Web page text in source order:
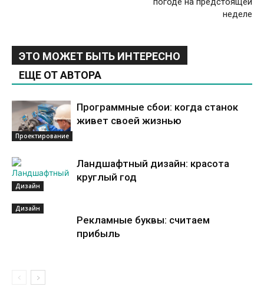
неделе
ЭТО МОЖЕТ БЫТЬ ИНТЕРЕСНО
ЕЩЕ ОТ АВТОРА
Проектирование
Программные сбои: когда станок
живет своей жизнью
Дизайн
Ландшафтный дизайн: красота
круглый год
Дизайн
Рекламные буквы: считаем
прибыль